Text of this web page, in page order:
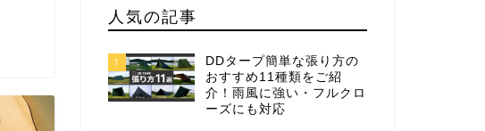
人気の記事
1
DDタープ簡単な張り方の
おすすめ11種類をご紹
介！雨風に強い・フルクロ
ーズにも対応